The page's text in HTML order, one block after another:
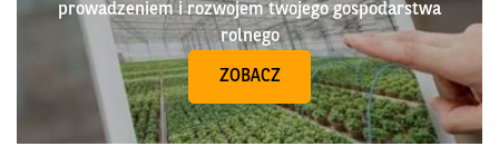
prowadzeniem i rozwojem twojego gospodarstwa
rolnego
ZOBACZ